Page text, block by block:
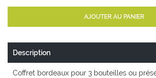
AJOUTER AU PANIER
Description
Coffret bordeaux pour 3 bouteilles ou